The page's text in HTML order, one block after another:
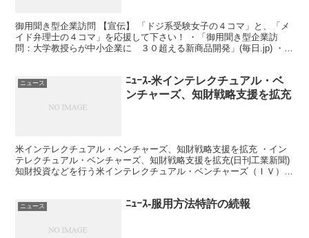
御用聞き型企業訪問 【宣伝】 「ドジ系受験女子の４コマ」と、「メ
イド弁理士の４コマ」を応援して下さい！ ・「御用聞き型企業訪
問：大学教授らが中小企業に ３０超える新商品開発」(毎日.jp) ・
ニュース
ﾆｭｰｽ-米インテレクチュアル・ベ
ンチャーズ、知財戦略支援を拡充
米インテレクチュアル・ベンチャーズ、知財戦略支援を拡充 ・イン
テレクチュアル・ベンチャーズ、知財戦略支援を拡充(日刊工業新聞)
知財投資などを行う米インテレクチュアル・ベンチャーズ（ＩＶ）
ニュース ﾆｭｰｽ-服用方法特許の続報